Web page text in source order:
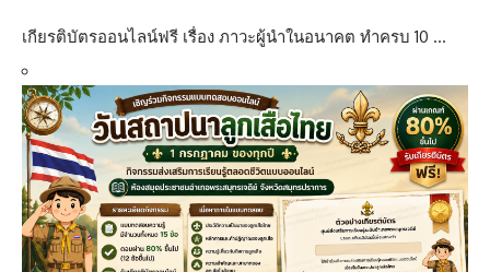
เกียรติบัตรออนไลน์ฟรี เรื่อง ภาวะผู้นำในอนาคต ทำครบ 10 …